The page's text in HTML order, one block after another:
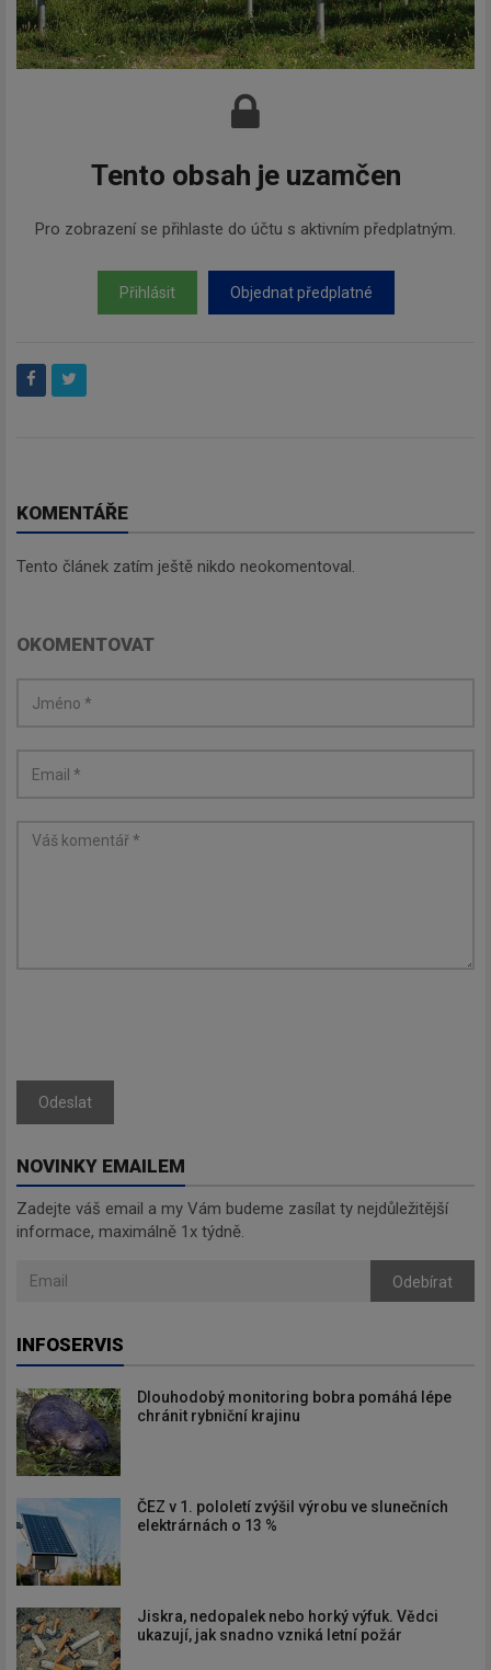
Tento obsah je uzamčen
Pro zobrazení se přihlaste do účtu s aktivním předplatným.
Přihlásit Objednat předplatné
KOMENTÁŘE
Tento článek zatím ještě nikdo neokomentoval.
OKOMENTOVAT
Odeslat
NOVINKY EMAILEM
Zadejte váš email a my Vám budeme zasílat ty nejdůležitější
informace, maximálně 1x týdně.
Odebírat
INFOSERVIS
Dlouhodobý monitoring bobra pomáhá lépe
chránit rybniční krajinu
ČEZ v 1. pololetí zvýšil výrobu ve slunečních
elektrárnách o 13 %
Jiskra, nedopalek nebo horký výfuk. Vědci
ukazují, jak snadno vzniká letní požár